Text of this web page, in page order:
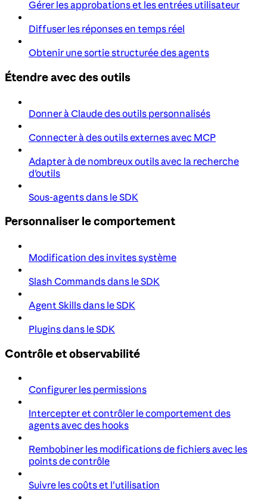
Gérer les approbations et les entrées utilisateur
Diffuser les réponses en temps réel
Obtenir une sortie structurée des agents
Étendre avec des outils
Donner à Claude des outils personnalisés
Connecter à des outils externes avec MCP
Adapter à de nombreux outils avec la recherche
d'outils
Sous-agents dans le SDK
Personnaliser le comportement
Modification des invites système
Slash Commands dans le SDK
Agent Skills dans le SDK
Plugins dans le SDK
Contrôle et observabilité
Configurer les permissions
Intercepter et contrôler le comportement des
agents avec des hooks
Rembobiner les modifications de fichiers avec les
points de contrôle
Suivre les coûts et l'utilisation